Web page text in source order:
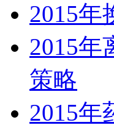
2015年
2015年
策略
2015年